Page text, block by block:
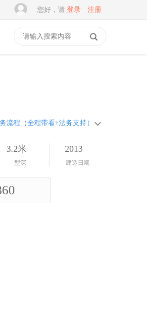
您好，请 登录 注册
流程（全程带看+法务支持）
3.2米
型深
2013
建造日期